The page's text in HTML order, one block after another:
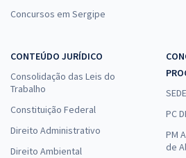
Concursos em Sergipe
CONTEÚDO JURÍDICO
Consolidação das Leis do
Trabalho
Constituição Federal
Direito Administrativo
Direito Ambiental
PC
PM
de